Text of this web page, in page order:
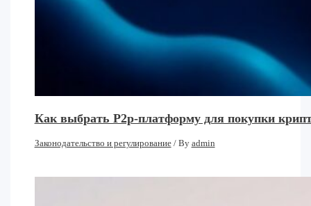
Как выбрать P2p-платформу для покупки
Законодательство и регулирование/ By admin